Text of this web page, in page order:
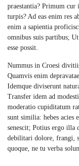
praestantia? Primum cur
turpis? Ad eas enim res
enim a sapientia
omnibus suis partibus;
esse possit.
Nummus in Croesi
Quamvis enim
Idemque diviserunt
Transfer idem ad
moderatio cupiditatum
sunt similia: hebes acies
senescit; Potius ergo illa
debilitari dolore, frangi,
quoque, ne tu verba